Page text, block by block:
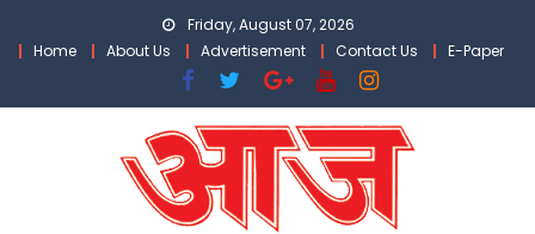
Friday, August 07, 2026
Home
About Us Advertisement Contact Us E-Paper